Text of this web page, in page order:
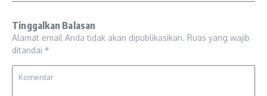
Tinggalkan Balasan
Alamat email Anda tidak akan dipublikasikan. Ruas yang wajib
ditandai *